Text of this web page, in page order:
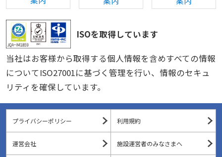
ISOを取得しています
当社はお客様から取得する個人情報を含めすべての情報
についてISO27001に基づく管理を行い、情報のセキュ
リティを確保しています。
プライバシーポリシー 利用規約
運営会社 施設運営者のみなさまへ